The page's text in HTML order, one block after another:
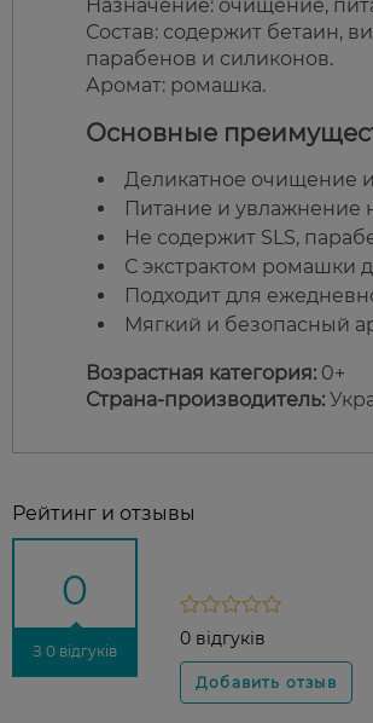
Назначение: очищение,
Состав: содержит бетаин,
парабенов и силиконов.
Аромат: ромашка.
Основные
Деликатное очищение и
Питание и увлажнение
Не содержит SLS,
С экстрактом ромашки
Подходит для
Мягкий и безопасный
Возрастная категория: 0+
Страна-производитель:
Рейтинг и отзывы
0
З 0 відгуків
0 відгуків